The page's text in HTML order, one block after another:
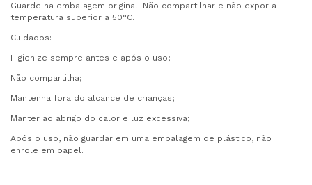
Guarde na embalagem original. Não compartilhar e não expor a
temperatura superior a 50°C.
Cuidados:
Higienize sempre antes e após o uso;
Não compartilha;
Mantenha fora do alcance de crianças;
Manter ao abrigo do calor e luz excessiva;
Após o uso, não guardar em uma embalagem de plástico, não
enrole em papel.